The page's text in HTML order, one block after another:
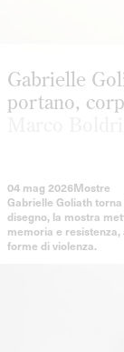
Gabrielle
portano,
04 mag 2026Mostre
Gabrielle Goliath
disegno, la mostra
memoria e
forme di violenza.